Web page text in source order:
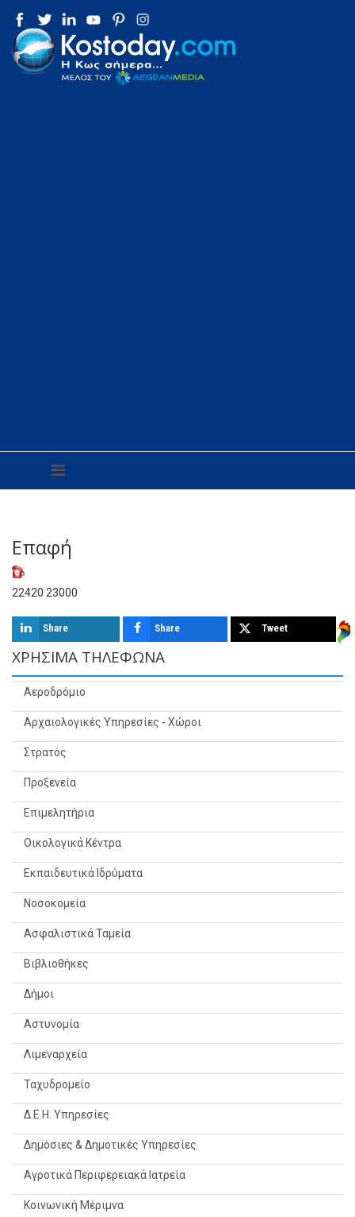
Επαφή
22420 23000
Share Share Tweet
ΧΡΉΣΙΜΑ ΤΗΛΈΦΩΝΑ
Αεροδρόμιο
Αρχαιολογικές Υπηρεσίες - Χώροι
Στρατός
Προξενεία
Επιμελητήρια
Οικολογικά Κέντρα
Εκπαιδευτικά Ιδρύματα
Νοσοκομεία
Ασφαλιστικά Ταμεία
Βιβλιοθήκες
Δήμοι
Αστυνομία
Λιμεναρχεία
Ταχυδρομείο
Δ.Ε.Η. Υπηρεσίες
Δημόσιες & Δημοτικές Υπηρεσίες
Αγροτικά Περιφερειακά Ιατρεία
Κοινωνική Μέριμνα